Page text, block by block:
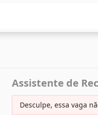
Assistente de
Desculpe, essa vaga